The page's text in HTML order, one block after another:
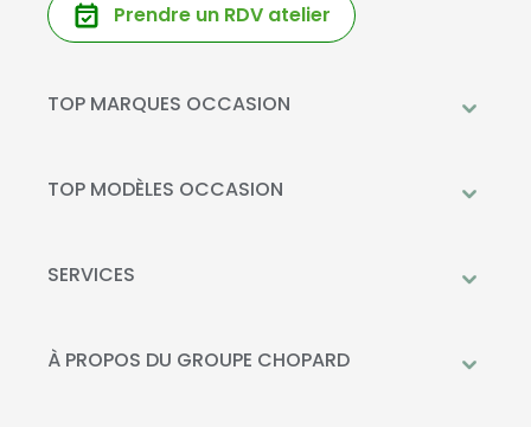
Prendre un RDV atelier
TOP MARQUES OCCASION
Mercedes-Benz
Kia
TOP MODÈLES OCCASION
Peugeot 208
SERVICES
Livraison à domicile
À PROPOS DU GROUPE CHOPARD